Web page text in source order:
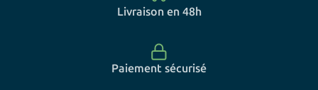
Livraison en 48h
Paiement sécurisé